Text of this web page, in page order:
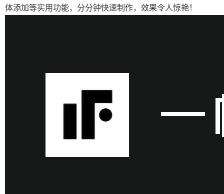
体添加等实用功能，分分钟快速制作，效果令人惊艳！